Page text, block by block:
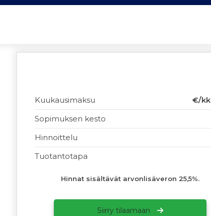
Kuukausimaksu
€/kk
Sopimuksen kesto
Hinnoittelu
Tuotantotapa
Hinnat sisältävät arvonlisäveron 25,5%.
Siirry tilaamaan